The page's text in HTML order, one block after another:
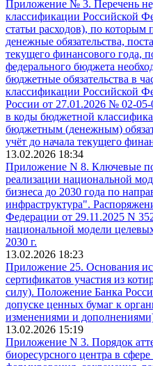
Приложение № 3. Перечень
классификации Российской
статьи расходов), по
денежные обязательства,
текущего финансового года,
федерального бюджета
бюджетные обязательства в
классификации Российской
России от 27.01.2026 № 02-
в коды бюджетной
бюджетным (денежным)
учёт до начала текущего
13.02.2026 18:34
Приложение N 8. Ключевые
реализации национальной
бизнеса до 2030 года по
инфраструктура".
Федерации от 29.11.2025 N
национальной модели
2030 г.
13.02.2026 18:23
Приложение 25. Основания
сертификатов участия из
силу). Положение Банка
допуске ценных бумаг к
изменениями и
13.02.2026 15:19
Приложение N 3. Порядок
биоресурсного центра в сфере